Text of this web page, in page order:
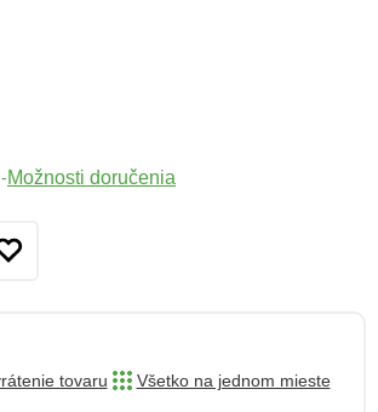
-Možnosti doručenia
tovaru Všetko na jednom mieste